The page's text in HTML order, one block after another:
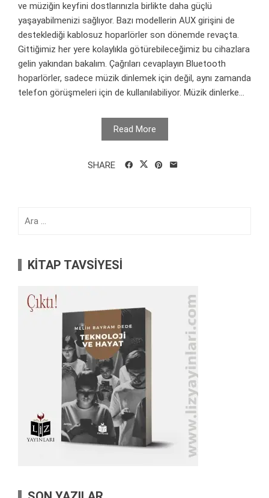
ve müziğin keyfini dostlarınızla birlikte daha güçlü
yaşayabilmenizi sağlıyor. Bazı modellerin AUX girişini de
desteklediği kablosuz hoparlörler son dönemde revaçta.
Gittiğimiz her yere kolaylıkla götürebileceğimiz bu cihazlara
gelin yakından bakalım. Çağrıları cevaplayın Bluetooth
hoparlörler, sadece müzik dinlemek için değil, aynı zamanda
telefon görüşmeleri için de kullanılabiliyor. Müzik dinlerke...
Read More
SHARE
KİTAP TAVSİYESİ